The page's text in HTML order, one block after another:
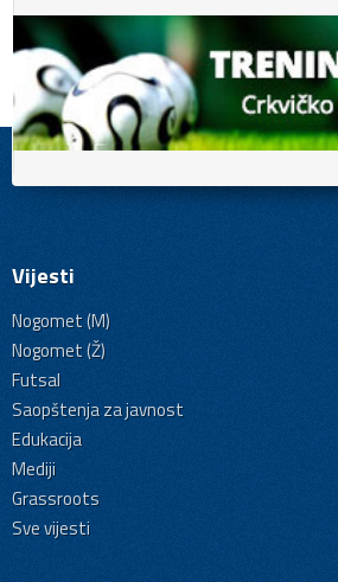
Vijesti
Nogomet (M)
Nogomet (Ž)
Futsal
Saopštenja za javnost
Edukacija
Mediji
Grassroots
Sve vijesti